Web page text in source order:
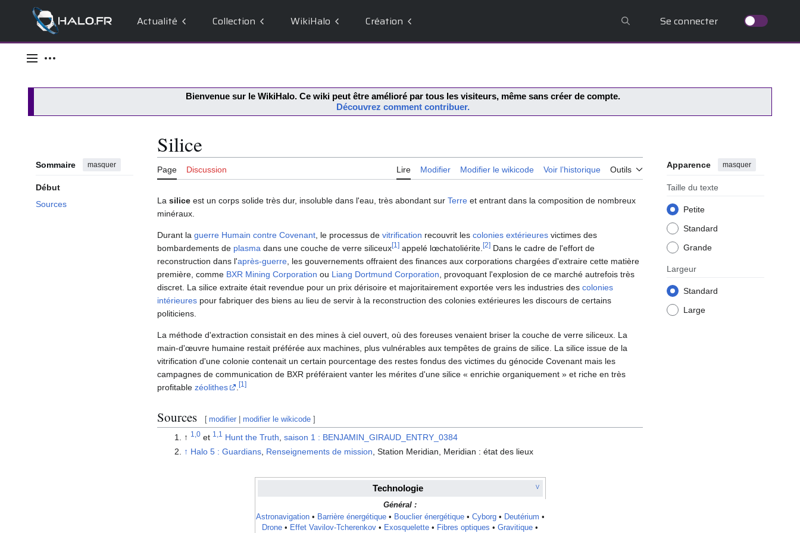
Actualité Collection WikiHalo Création Se connecter
Menu principal
Outils personnels
Bienvenue sur le WikiHalo. Ce wiki peut être amélioré par tous les visiteurs, même sans créer de compte.
Découvrez comment contribuer.
Sommaire masquer
Début
Sources
Silice
Page Discussion Lire Modifier Modifier le wikicode Voir l’historique Outils Apparence masquer
Taille du texte
Petite
Standard
Grande
Largeur
Standard
Large
La silice est un corps solide très dur, insoluble dans l'eau, très abondant sur Terre et entrant dans la composition de nombreux
minéraux.
Durant la guerre Humain contre Covenant , le processus de vitrification recouvrit les colonies extérieures victimes des
bombardements de plasma dans une couche de verre siliceux[1 ] appelé lœchatoliérite. [2] Dans le cadre de l'effort de
reconstruction dans l'après-guerre , les gouvernements offraient des finances aux corporations chargées d'extraire cette matière
première, comme BXR Mining Corporation ou Liang Dortmund Corporation , provoquant l'explosion de ce marché autrefois très
discret. La silice extraite était revendue pour un prix dérisoire et majoritairement exportée vers les industries des colonies
intérieures pour fabriquer des biens au lieu de servir à la reconstruction des colonies extérieures les discours de certains
politiciens.
La méthode d'extraction consistait en des mines à ciel ouvert, où des foreuses venaient briser la couche de verre siliceux. La
main-d'œuvre humaine restait préférée aux machines, plus vulnérables aux tempêtes de grains de silice. La silice issue de la
vitrification d'une colonie contenait un certain pourcentage des restes fondus des victimes du génocide Covenant mais les
campagnes de communication de BXR préféraient vanter les mérites d'une silice « enrichie organiquement » et riche en très
profitable zéolithes [1 ]
Sources [ modifier |modifier le wikicode ]
↑ 1,0et 1,1 Hunt the Truth, saison 1 : BENJAMIN_GIRAUD_ENTRY_0384
↑ Halo 5 : Guardians, Renseignements de mission , Station Meridian, Meridian : état des lieux
V
Technologie
Général :
Astronavigation• Barrière énergétique• Bouclier énergétique• Cyborg• Deutérium •
Drone • Effet Vavilov-Tcherenkov • Exosquelette • Fibres optiques • Gravitique •